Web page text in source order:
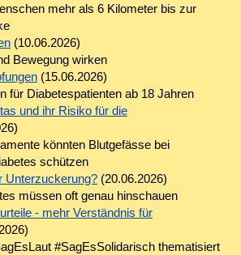
mehr als 6 Kilometer bis zur
(10.06.2026)
Bewegung wirken
(15.06.2026)
für Diabetespatienten ab 18 Jahren
und ihr Risiko für die
könnten Blutgefässe bei
schützen
Unterzuckerung?(20.06.2026)
müssen oft genau hinschauen
- mehr Verständnis für
#SagEsSolidarisch thematisiert